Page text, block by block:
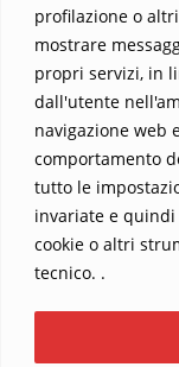
profilazione o
mostrare
propri servizi, in
dall'utente
navigazione web
comportamento
tutto le
invariate e quindi
cookie o altri
tecnico. .
Sostieni La Buona
I viaggi